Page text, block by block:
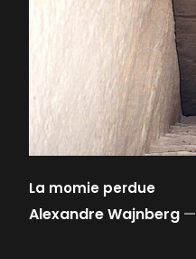
La momie perdue
Alexandre Wajnberg —